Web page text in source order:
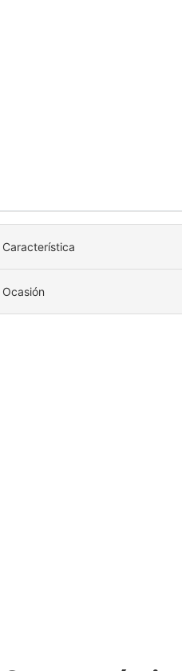
Característica
Ocasión